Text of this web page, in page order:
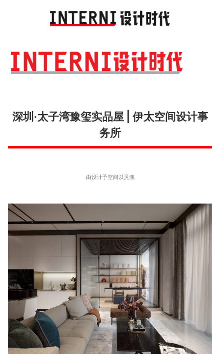
深圳·太子湾豫玺实品屋 | 伊太空间设计事
务所
由设计予空间以灵魂